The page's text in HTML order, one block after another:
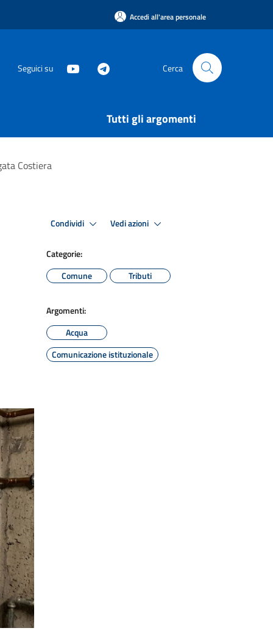
Accedi all'area personale
Seguici su Cerca
Tutti gli argomenti
Costiera
Condividi Vedi azioni
Categorie:
Comune
Tributi
Argomenti:
Acqua
Comunicazione istituzionale